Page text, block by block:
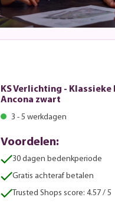
KS Verlichting -
Ancona zwart
3 - 5 werkdagen
Voordelen:
30 dagen bedenkperiode
Gratis achteraf betalen
Trusted Shops score: 4.57 / 5